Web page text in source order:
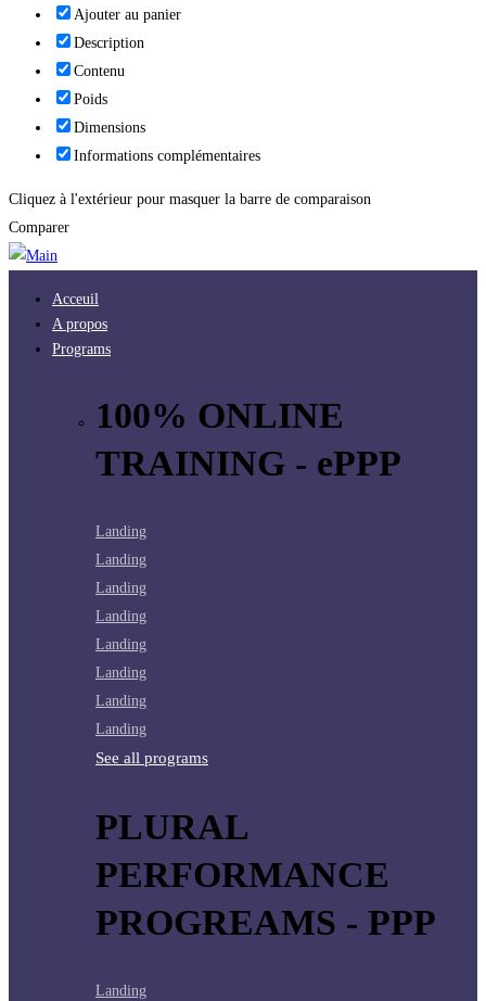
Ajouter au panier
Description
Contenu
Poids
Dimensions
Informations complémentaires
Cliquez à l'extérieur pour masquer la barre de comparaison
Comparer
Acceuil
A propos
Programs
100% ONLINE
TRAINING - ePPP
Landing
Landing
Landing
Landing
Landing
Landing
Landing
Landing
See all programs
PLURAL
PERFORMANCE
PROGREAMS - PPP
Landing